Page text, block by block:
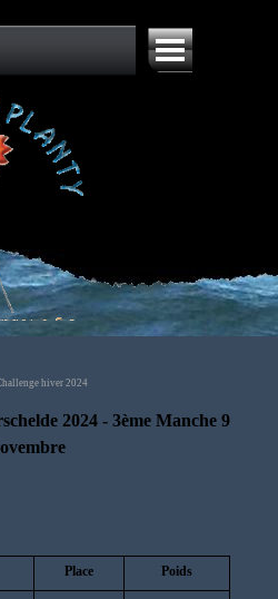
hiver 2024
2024- 3ème Manche 9
Place Poids